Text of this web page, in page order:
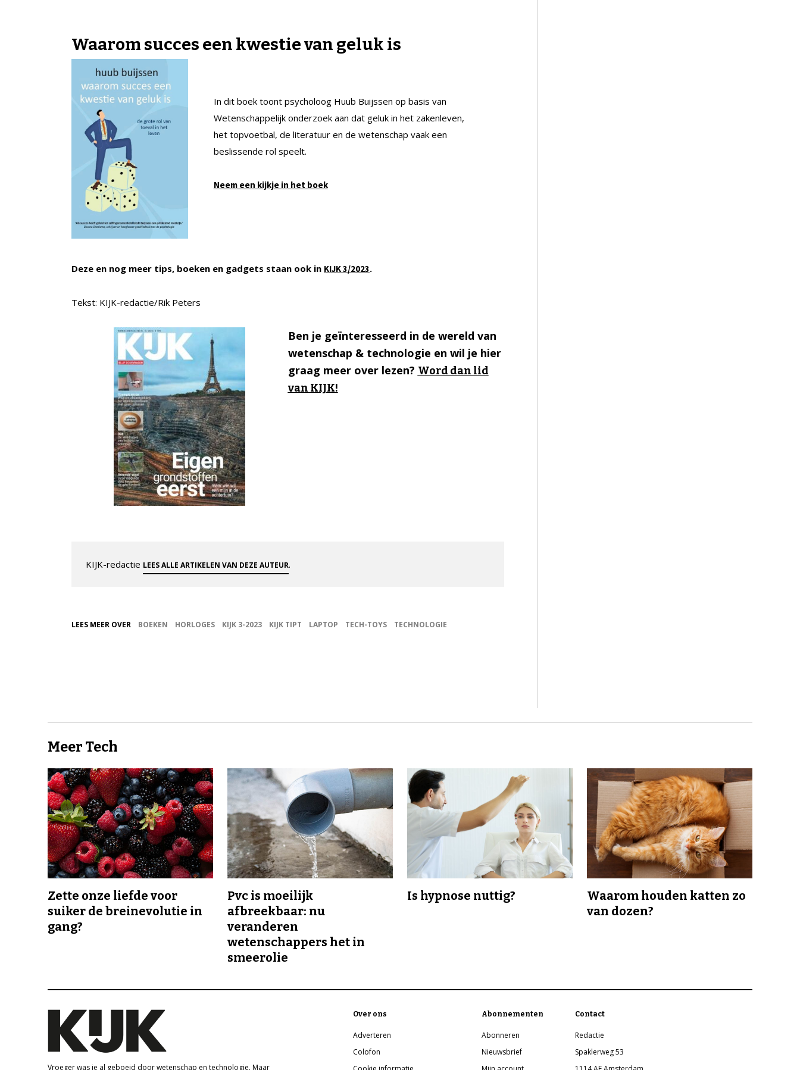
Waarom succes een kwestie van geluk is
In dit boek toont psycholoog Huub Buijssen op basis van
Wetenschappelijk onderzoek aan dat geluk in het zakenleven,
het topvoetbal, de literatuur en de wetenschap vaak een
beslissende rol speelt.
Neem een kijkje in het boek
Deze en nog meer tips, boeken en gadgets staan ook in KIJK 3/2023.
Tekst: KIJK-redactie/Rik Peters
Ben je geïnteresseerd in de wereld van
wetenschap & technologie en wil je hier
graag meer over lezen? Word dan lid
van KIJK!
KIJK-redactie LEES ALLE ARTIKELEN VAN DEZE AUTEUR.
LEES MEER OVER BOEKEN HORLOGES KIJK 3-2023 KIJK TIPT LAPTOP TECH-TOYS TECHNOLOGIE
Meer Tech
Zette onze liefde voor
suiker de breinevolutie in
gang?
Pvc is moeilijk
afbreekbaar: nu
veranderen
wetenschappers het in
smeerolie
Is hypnose nuttig?
Waarom houden katten zo
van dozen?
Vroeger was je al geboeid door wetenschap en technologie. Maar
Over ons
Adverteren
Colofon
Abonnementen
Abonneren
Nieuwsbrief
Contact
Redactie
Spaklerweg 53